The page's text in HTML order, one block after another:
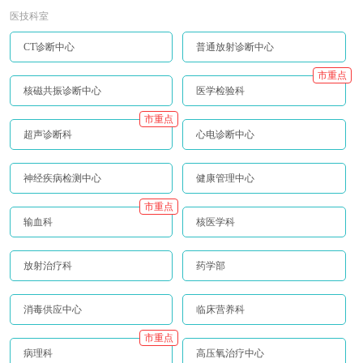
医技科室
CT诊断中心 普通放射诊断中心
核磁共振诊断中心 医学检验科
市重点
超声诊断科
市重点
心电诊断中心
神经疾病检测中心 健康管理中心
输血科
市重点
核医学科
放射治疗科 药学部
消毒供应中心 临床营养科
病理科
市重点
高压氧治疗中心